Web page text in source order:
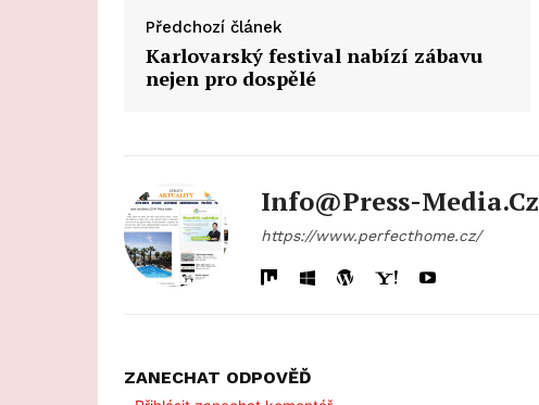
Předchozí článek
Karlovarský festival nabízí zábavu
nejen pro dospělé
Info@press-Media.cz
https://www.perfecthome.cz/
ZANECHAT ODPOVĚĎ